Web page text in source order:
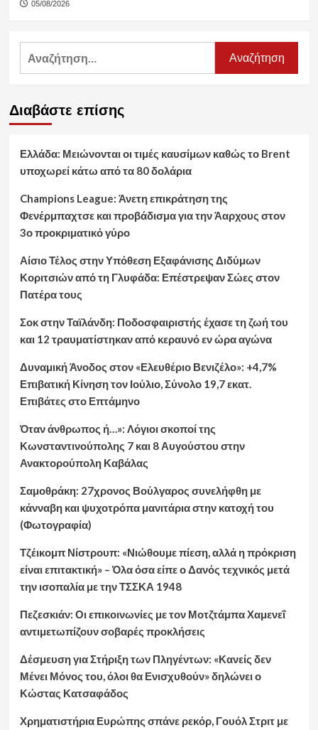
05/08/2026
Αναζήτηση
Διαβάστε επίσης
Ελλάδα: Μειώνονται οι τιμές καυσίμων καθώς το Brent
υποχωρεί κάτω από τα 80 δολάρια
Champions League: Άνετη επικράτηση της
Φενέρμπαχτσε και προβάδισμα για την Άαρχους στον
3ο προκριματικό γύρο
Αίσιο Τέλος στην Υπόθεση Εξαφάνισης Διδύμων
Κοριτσιών από τη Γλυφάδα: Επέστρεψαν Σώες στον
Πατέρα τους
Σοκ στην Ταϊλάνδη: Ποδοσφαιριστής έχασε τη ζωή του
και 12 τραυματίστηκαν από κεραυνό εν ώρα αγώνα
Δυναμική Άνοδος στον «Ελευθέριο Βενιζέλο»: +4,7%
Επιβατική Κίνηση τον Ιούλιο, Σύνολο 19,7 εκατ.
Επιβάτες στο Επτάμηνο
Όταν άνθρωπος ή…»: Λόγιοι σκοποί της
Κωνσταντινούπολης 7 και 8 Αυγούστου στην
Ανακτορούπολη Καβάλας
Σαμοθράκη: 27χρονος Βούλγαρος συνελήφθη με
κάνναβη και ψυχοτρόπα μανιτάρια στην κατοχή του
(Φωτογραφία)
Τζέικομπ Νίστρουπ: «Νιώθουμε πίεση, αλλά η πρόκριση
είναι επιτακτική» – Όλα όσα είπε ο Δανός τεχνικός μετά
την ισοπαλία με την ΤΣΣΚΑ 1948
Πεζεσκιάν: Οι επικοινωνίες με τον Μοτζτάμπα Χαμενεΐ
αντιμετωπίζουν σοβαρές προκλήσεις
Δέσμευση για Στήριξη των Πληγέντων: «Κανείς δεν
Μένει Μόνος του, όλοι θα Ενισχυθούν» δηλώνει ο
Κώστας Κατσαφάδος
Χρηματιστήρια Ευρώπης σπάνε ρεκόρ, Γουόλ Στριτ με